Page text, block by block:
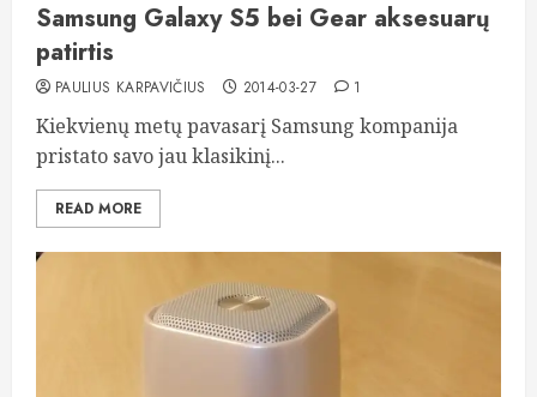
Samsung Galaxy S5 bei Gear aksesuarų
patirtis
PAULIUS KARPAVIČIUS 2014-03-27 1
Kiekvienų metų pavasarį Samsung kompanija
pristato savo jau klasikinį...
READ MORE